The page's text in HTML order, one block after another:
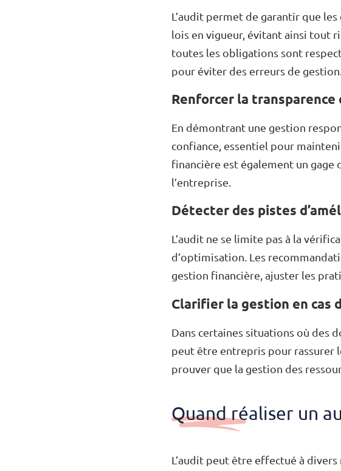
L’audit permet de garantir que
lois en vigueur, évitant ainsi tout
toutes les obligations sont
pour éviter des erreurs de gestion.
Renforcer la
En démontrant une gestion
confiance, essentiel pour
financière est également un gage
l’entreprise.
Détecter des pistes
L’audit ne se limite pas à la
d’optimisation. Les
gestion financière, ajuster les
Clarifier la gestion en cas
Dans certaines situations où des
peut être entrepris pour rassurer
prouver que la gestion des
Quand réaliser un
L’audit peut être effectué à